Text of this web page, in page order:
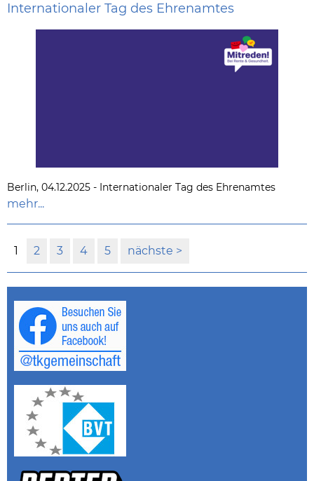
Internationaler Tag des Ehrenamtes
Berlin, 04.12.2025 - Internationaler Tag des Ehrenamtes
mehr...
1 2 3 4 5 nächste